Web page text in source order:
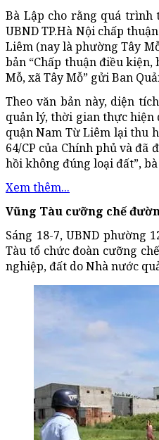
Bà Lập cho rằng quá trình
UBND TP.Hà Nội chấp
Liêm (nay là phường Tây
bản “Chấp thuận điều
Mỗ, xã Tây Mỗ” gửi Ban
Theo văn bản này, diện
quản lý, thời gian thực hiện
quận Nam Từ Liêm lại thu
64/CP của Chính phủ và đã
hồi không đúng loại đất”,
Xem thêm...
Vũng Tàu cưỡng chế
Sáng 18-7, UBND phường
Tàu tổ chức đoàn cưỡng
nghiệp, đất do Nhà nước